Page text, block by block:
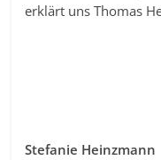
erklärt uns Thomas
Stefanie Heinzmann